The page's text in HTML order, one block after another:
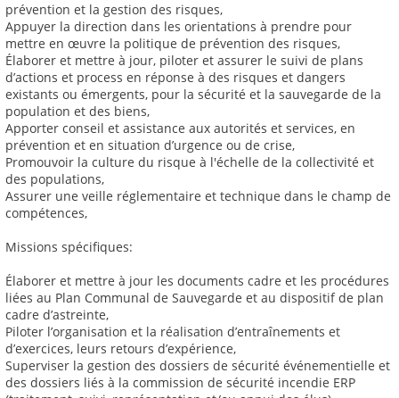
prévention et la gestion des risques,
Appuyer la direction dans les orientations à prendre pour
mettre en œuvre la politique de prévention des risques,
Élaborer et mettre à jour, piloter et assurer le suivi de plans
d’actions et process en réponse à des risques et dangers
existants ou émergents, pour la sécurité et la sauvegarde de la
population et des biens,
Apporter conseil et assistance aux autorités et services, en
prévention et en situation d’urgence ou de crise,
Promouvoir la culture du risque à l'échelle de la collectivité et
des populations,
Assurer une veille réglementaire et technique dans le champ de
compétences,
Missions spécifiques:
Élaborer et mettre à jour les documents cadre et les procédures
liées au Plan Communal de Sauvegarde et au dispositif de plan
cadre d’astreinte,
Piloter l’organisation et la réalisation d’entraînements et
d’exercices, leurs retours d’expérience,
Superviser la gestion des dossiers de sécurité événementielle et
des dossiers liés à la commission de sécurité incendie ERP